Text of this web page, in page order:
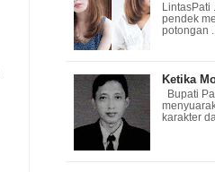
pendek
potongan ...
Ketika
Bupati
karakter